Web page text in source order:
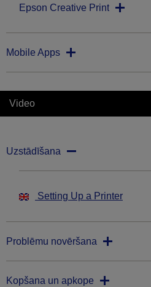
Epson Creative Print
Mobile Apps
Video
Uzstādīšana
Setting Up a Printer
Problēmu novēršana
Kopšana un apkope